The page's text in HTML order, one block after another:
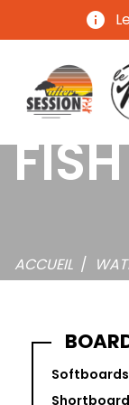
info
FISH
ACCUEIL
Softboards